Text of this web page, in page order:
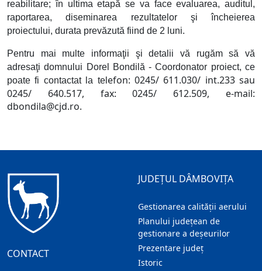
reabilitare; în ultima etapă se va face evaluarea, auditul,
raportarea, diseminarea rezultatelor şi încheierea
proiectului, durata prevăzută fiind de 2 luni.
Pentru mai multe informaţii şi detalii vă rugăm să vă
adresaţi domnului Dorel Bondilă - Coordonator proiect, ce
poate fi contactat la tel efon: 0245/ 611.030/ int.233 sau
0245/ 640.517, fax: 0245/ 612.509, e-mail:
dbondila@cjd.ro.
CONTACT
JUDEȚUL DÂMBOVIȚA
Gestionarea calității aerului
Planului județean de
gestionare a deșeurilor
Prezentare judeţ
Istoric